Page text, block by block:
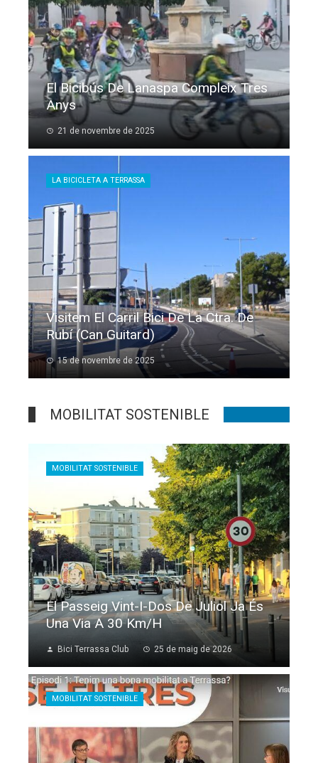
El Bicibús De Lanaspa Compleix Tres
Anys
21 de novembre de 2025
LA BICICLETA A TERRASSA
Visitem El Carril Bici De La Ctra. De
Rubí (Can Guitard)
15 de novembre de 2025
MOBILITAT SOSTENIBLE
MOBILITAT SOSTENIBLE
El Passeig Vint-I-Dos De Juliol Ja És
Una Via A 30 Km/h
Bici Terrassa Club 25 de maig de 2026
MOBILITAT SOSTENIBLE